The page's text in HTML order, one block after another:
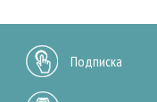
Подписка